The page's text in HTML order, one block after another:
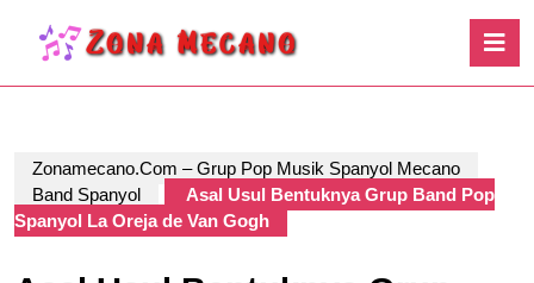
content
Zonamecano.Com – Grup Pop Musik Spanyol Mecano
Band Spanyol
Asal Usul Bentuknya Grup Band Pop
Spanyol La Oreja de Van Gogh